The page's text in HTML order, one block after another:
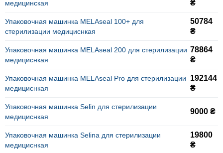
медицинская
₴
Упаковочная машинка MELAseal 100+ для
стерилизации медициснкая
50784
₴
Упаковочная машинка MELAseal 200 для стерилизации
медициснкая
78864
₴
Упаковочная машинка MELAseal Pro для стерилизации
медициснкая
192144
₴
Упаковочная машинка Selin для стерилизации
медициснкая
9000 ₴
Упаковочная машинка Selina для стерилизации
медициснкая
19800
₴